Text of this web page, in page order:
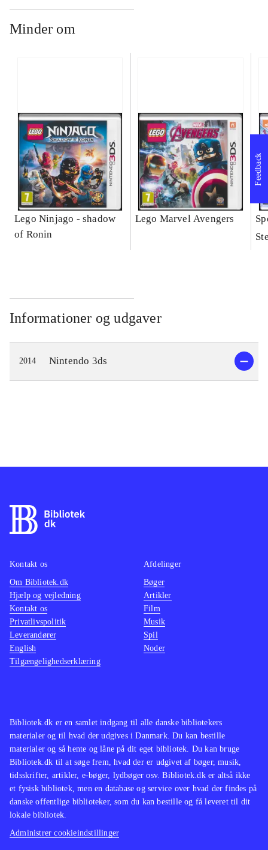
Minder om
Lego Ninjago - shadow
of Ronin
Lego Marvel Avengers
Informationer og udgaver
2014 Nintendo 3ds
Feedback
Bibliotek.dk er en samlet indgang til alle danske bibliotekers
materialer og til hvad der udgives i Danmark. Du kan bestille
materialer og så hente og låne på dit eget bibliotek. Du kan bruge
Bibliotek.dk til at søge frem, hvad der er udgivet af bøger, musik,
tidsskrifter, artikler, e-bøger, lydbøger osv. Bibliotek.dk er altså ikke
et fysisk bibliotek, men en database og service over hvad der findes på
danske offentlige biblioteker, som du kan bestille og få leveret til dit
lokale bibliotek.
Administrer cookieindstillinger
Kontakt os
Om Bibliotek.dk
Hjælp og vejledning
Kontakt os
Privatlivspolitik
Leverandører
English
Tilgængelighedserklæring
Afdelinger
Bøger
Artikler
Film
Musik
Spil
Noder